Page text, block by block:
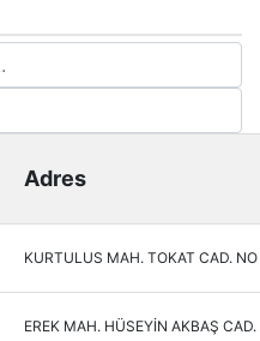
Adres
KURTULUS MAH. TOKAT CAD. NO
EREK MAH. HÜSEYİN AKBAŞ CAD.